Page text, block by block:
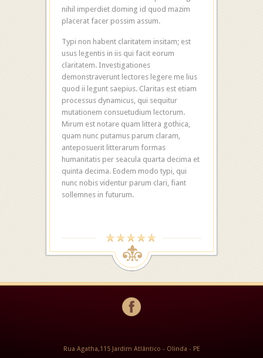
nihil imperdiet doming id quod mazim
placerat facer possim assum.
Typi non habent claritatem insitam; est
usus legentis in iis qui facit eorum
claritatem. Investigationes
demonstraverunt lectores legere me lius
quod ii legunt saepius. Claritas est etiam
processus dynamicus, qui sequitur
mutationem consuetudium lectorum.
Mirum est notare quam littera gothica,
quam nunc putamus parum claram,
anteposuerit litterarum formas
humanitatis per seacula quarta decima et
quinta decima. Eodem modo typi, qui
nunc nobis videntur parum clari, fiant
sollemnes in futurum.
Rua Agatha,115 Jardim Atlântico - Olinda - PE